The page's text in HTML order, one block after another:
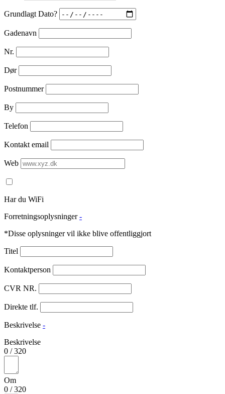
Grundlagt Dato?
Gadenavn
Nr.
Dør
Postnummer
By
Telefon
Kontakt email
Web
Har du WiFi
Forretningsoplysninger -
*Disse oplysninger vil ikke blive offentliggjort
Titel
Kontaktperson
CVR NR.
Direkte tlf.
Beskrivelse -
Beskrivelse
0 /320
Om
0 /320